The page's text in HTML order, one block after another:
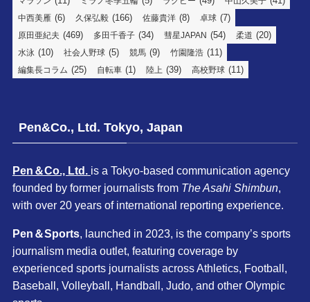
中西美雁 (6) 久保弘毅 (166) 佐藤貴洋 (8) 卓球 (7)
原田亜紀夫 (469) 多田千香子 (34) 彗星JAPAN (54) 柔道 (20)
水泳 (10) 社会人野球 (5) 競馬 (9) 竹園隆浩 (11)
編集長コラム (25) 自転車 (1) 陸上 (39) 高校野球 (11)
Pen&Co., Ltd. Tokyo, Japan
Pen＆Co., Ltd. is a Tokyo-based communication agency
founded by former journalists from The Asahi Shimbun,
with over 20 years of international reporting experience.
Pen＆Sports, launched in 2023, is the company’s sports
journalism media outlet, featuring coverage by
experienced sports journalists across Athletics, Football,
Baseball, Volleyball, Handball, Judo, and other Olympic